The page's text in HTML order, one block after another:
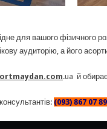
для вашого фізичного
аудиторію, а його
.ua й
(093) 867 07 89